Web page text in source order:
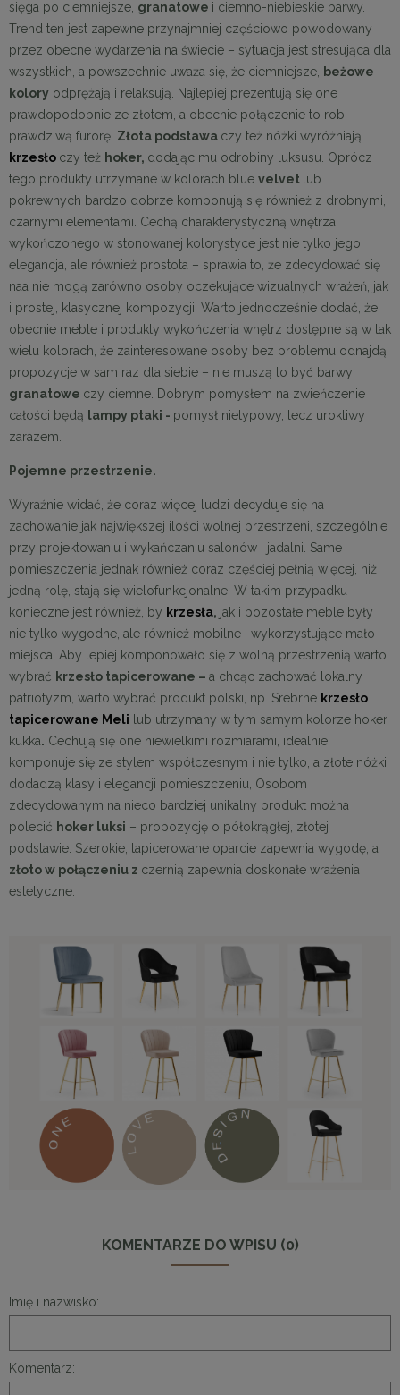
sięga po ciemniejsze, granatowe i ciemno-niebieskie barwy.
Trend ten jest zapewne przynajmniej częściowo powodowany
przez obecne wydarzenia na świecie – sytuacja jest stresująca dla
wszystkich, a powszechnie uważa się, że ciemniejsze,
beżowe
kolory odprężają i relaksują. Najlepiej prezentują się one
prawdopodobnie ze złotem, a obecnie połączenie to robi
prawdziwą furorę. Złota podstawa czy też nóżki wyróżniają
krzesło czy też hoker, dodając mu odrobiny luksusu. Oprócz
tego produkty utrzymane w kolorach blue velvet lub
pokrewnych bardzo dobrze komponują się również z drobnymi,
czarnymi elementami. Cechą charakterystyczną wnętrza
wykończonego w stonowanej kolorystyce jest nie tylko jego
elegancja, ale również prostota – sprawia to, że zdecydować się
naa nie mogą zarówno osoby oczekujące wizualnych wrażeń, jak
i prostej, klasycznej kompozycji. Warto jednocześnie dodać, że
obecnie meble i produkty wykończenia wnętrz dostępne są w tak
wielu kolorach, że zainteresowane osoby bez problemu odnajdą
propozycje w sam raz dla siebie – nie muszą to być barwy
granatowe czy ciemne. Dobrym pomysłem na zwieńczenie
całości będą lampy ptaki - pomysł nietypowy, lecz urokliwy
zarazem.
Pojemne przestrzenie.
Wyraźnie widać, że coraz więcej ludzi decyduje się na
zachowanie jak największej ilości wolnej przestrzeni, szczególnie
przy projektowaniu i wykańczaniu salonów i jadalni. Same
pomieszczenia jednak również coraz częściej pełnią więcej, niż
jedną rolę, stają się wielofunkcjonalne. W takim przypadku
konieczne jest również, by krzesła, jak i pozostałe meble były
nie tylko wygodne, ale również mobilne i wykorzystujące mało
miejsca. Aby lepiej komponowało się z wolną przestrzenią warto
wybrać krzesło tapicerowane – a chcąc zachować lokalny
patriotyzm, warto wybrać produkt polski, np. Srebrne krzesło
tapicerowane Meli lub utrzymany w tym samym kolorze hoker
kukka. Cechują się one niewielkimi rozmiarami, idealnie
komponuje się ze stylem współczesnym i nie tylko, a złote nóżki
dodadzą klasy i elegancji pomieszczeniu, Osobom
zdecydowanym na nieco bardziej unikalny produkt można
polecić hoker luksi – propozycję o półokrągłej, złotej
podstawie. Szerokie, tapicerowane oparcie zapewnia wygodę, a
złoto w połączeniu z czernią zapewnia doskonałe wrażenia
estetyczne.
KOMENTARZE DO WPISU (0)
Imię i nazwisko:
Komentarz: